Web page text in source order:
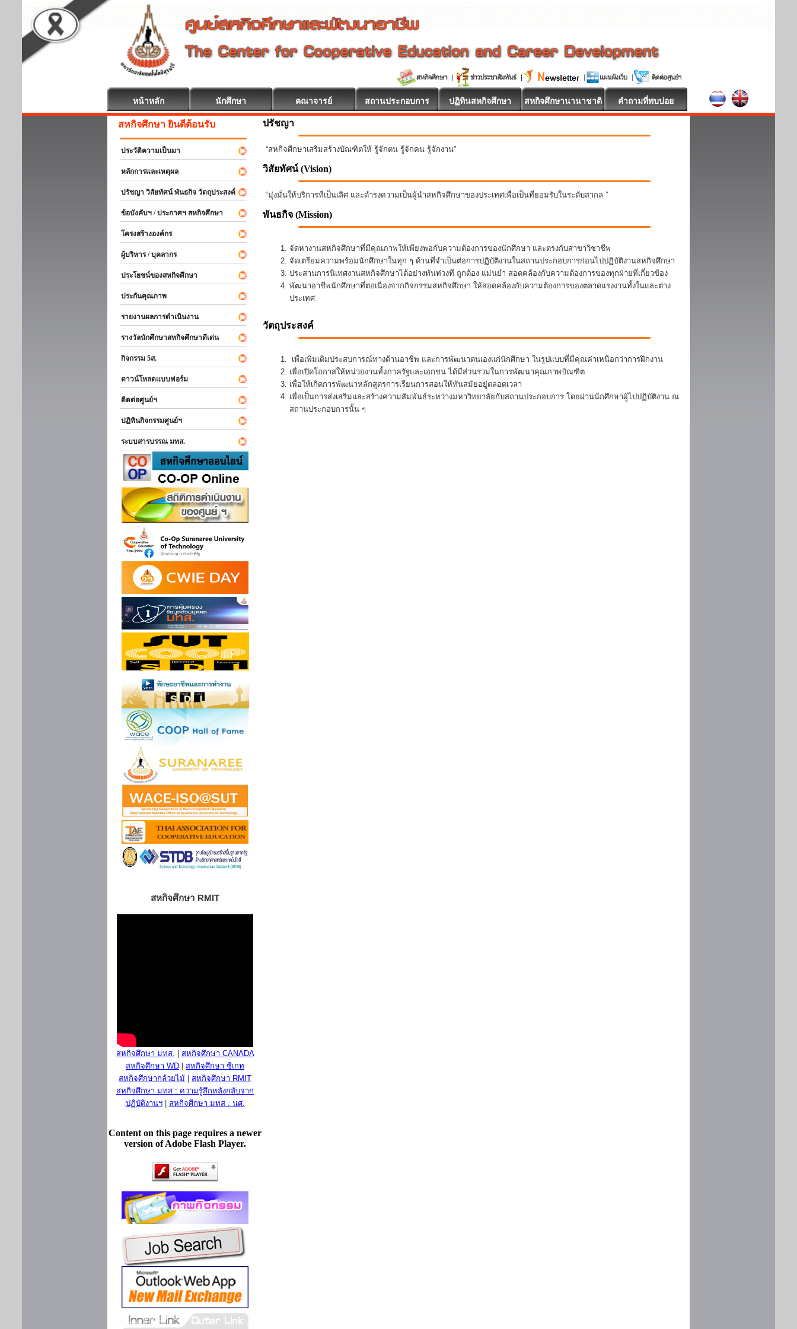
หน้าหลัก นักศึกษา คณาจารย์ สถานประกอบการ ปฏิทินสหกิจศึกษา สหกิจศึกษานานาชาติ คำถามที่พบบ่อย
สหกิจศึกษา ยินดีต้อนรับ
ประวัติความเป็นมา
หลักการและเหตุผล
ปรัชญา วิสัยทัศน์ พันธกิจ วัตถุประสงค์
ข้อบังคับฯ / ประกาศฯ สหกิจศึกษา
โครงสร้างองค์กร
ผู้บริหาร / บุคลากร
ประโยชน์ของสหกิจศึกษา
ประกันคุณภาพ
รายงานผลการดำเนินงาน
รางวัลนักศึกษาสหกิจศึกษาดีเด่น
กิจกรรม 5ส.
ดาวน์โหลดแบบฟอร์ม
ติดต่อศูนย์ฯ
ปฏิทินกิจกรรมศูนย์ฯ
ระบบสารบรรณ มทส.
สหกิจศึกษา RMIT
สหกิจศึกษา มทส.
สหกิจศึกษา CANADA
สหกิจศึกษา WD
สหกิจศึกษา ซีเกท
สหกิจศึกษากล้วยไม้
สหกิจศึกษา RMIT
สหกิจศึกษา มทส : ความรู้สึกหลังกลับจาก
ปฏิบัติงานฯ| สหกิจศึกษา มทส : นศ.
Content on this page requires a newer
version of Adobe Flash Player.
ปรัชญา
“สหกิจศึกษาเสริมสร้างบัณฑิตให้ รู้จักตน รู้จักคน รู้จักงาน”
วิสัยทัศน์ (Vision)
“มุ่งมั่นให้บริการที่เป็นเลิศ และดำรงความเป็นผู้นำสหกิจศึกษาของประเทศเพื่อเป็นที่ยอมรับในระดับสากล ”
พันธกิจ (Mission)
จัดหางานสหกิจศึกษาที่มีคุณภาพให้เพียงพอกับความต้องการของนักศึกษา และตรงกับสาขาวิชาชีพ
จัดเตรียมความพร้อมนักศึกษาในทุก ๆ ด้านที่จำเป็นต่อการปฏิบัติงานในสถานประกอบการก่อนไปปฏิบัติงานสหกิจศึกษา
ประสานการนิเทศงานสหกิจศึกษาได้อย่างทันท่วงที ถูกต้อง แม่นยำ สอดคล้องกับความต้องการของทุกฝ่ายที่เกี่ยวข้อง
พัฒนาอาชีพนักศึกษาที่ต่อเนื่องจากกิจกรรมสหกิจศึกษา ให้สอดคล้องกับความต้องการของตลาดแรงงานทั้งในและต่าง
ประเทศ
วัตถุประสงค์
เพื่อเพิ่มเติมประสบการณ์ทางด้านอาชีพ และการพัฒนาตนเองแก่นักศึกษา ในรูปแบบที่มีคุณค่าเหนือกว่าการฝึกงาน
เพื่อเปิดโอกาสให้หน่วยงานทั้งภาครัฐและเอกชน ได้มีส่วนร่วมในการพัฒนาคุณภาพบัณฑิต
เพื่อให้เกิดการพัฒนาหลักสูตรการเรียนการสอนให้ทันสมัยอยู่ตลอดเวลา
เพื่อเป็นการส่งเสริมและสร้างความสัมพันธ์ระหว่างมหาวิทยาลัยกับสถานประกอบการ โดยผ่านนักศึกษาผู้ไปปฏิบัติงาน ณ
สถานประกอบการนั้น ๆ